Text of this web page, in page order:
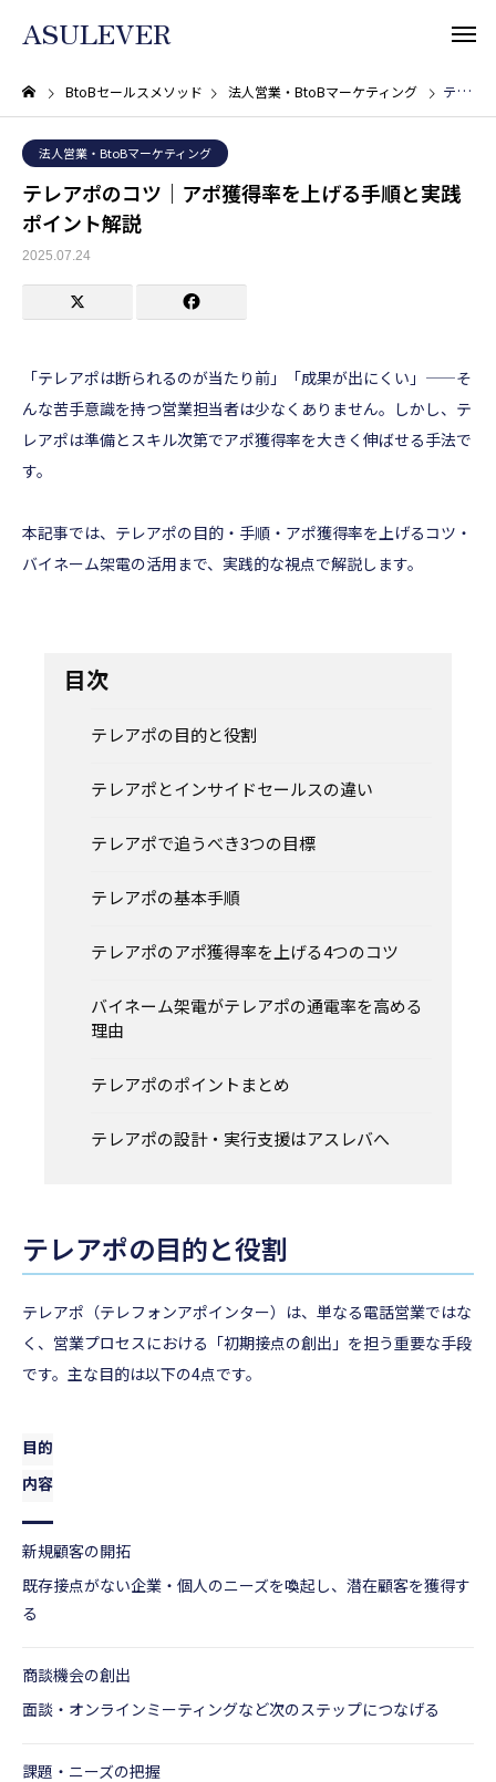
ASULEVER
BtoBセールスメソッド 法人営業・BtoBマーケティング テレアポのコツ｜アポ獲得率を上げる手順と実践ポイント解説
法人営業・BtoBマーケティング
テレアポのコツ｜アポ獲得率を上げる手順と実践
ポイント解説
2025.07.24
「テレアポは断られるのが当たり前」「成果が出にくい」——そ
んな苦手意識を持つ営業担当者は少なくありません。しかし、テ
レアポは準備とスキル次第でアポ獲得率を大きく伸ばせる手法で
す。
本記事では、テレアポの目的・手順・アポ獲得率を上げるコツ・
バイネーム架電の活用まで、実践的な視点で解説します。
目次
テレアポの目的と役割
テレアポとインサイドセールスの違い
テレアポで追うべき3つの目標
テレアポの基本手順
テレアポのアポ獲得率を上げる4つのコツ
バイネーム架電がテレアポの通電率を高める
理由
テレアポのポイントまとめ
テレアポの設計・実行支援はアスレバへ
テレアポの目的と役割
テレアポ（テレフォンアポインター）は、単なる電話営業ではな
く、営業プロセスにおける「初期接点の創出」を担う重要な手段
です。主な目的は以下の4点です。
目的
内容
新規顧客の開拓
既存接点がない企業・個人のニーズを喚起し、潜在顧客を獲得す
る
商談機会の創出
面談・オンラインミーティングなど次のステップにつなげる
課題・ニーズの把握